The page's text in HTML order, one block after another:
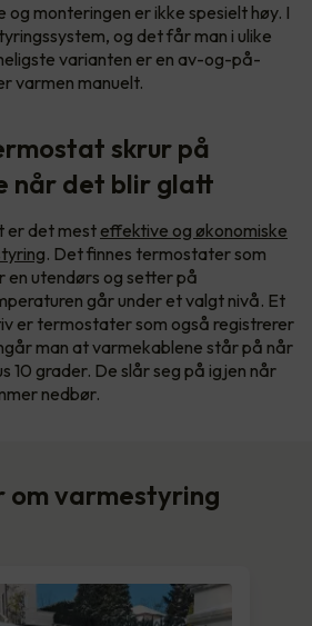
og monteringen er ikke spesielt høy. I
og det får man i ulike
varianten er en av-og-på-
varmen manuelt.
skrur på
når det blir glatt
er det mest effektive og økonomiske
. Det finnes termostater som
utendørs og setter på
går under et valgt nivå. Et
er termostater som også registrerer
man at varmekablene står på når
10 grader. De slår seg på igjen når
nedbør.
om varmestyring